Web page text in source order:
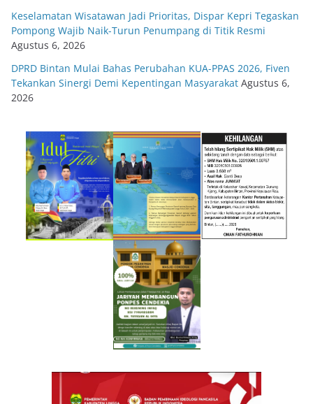
Keselamatan Wisatawan Jadi Prioritas, Dispar Kepri Tegaskan
Pompong Wajib Naik-Turun Penumpang di Titik Resmi
Agustus 6, 2026
DPRD Bintan Mulai Bahas Perubahan KUA-PPAS 2026, Fiven
Tekankan Sinergi Demi Kepentingan Masyarakat Agustus 6,
2026